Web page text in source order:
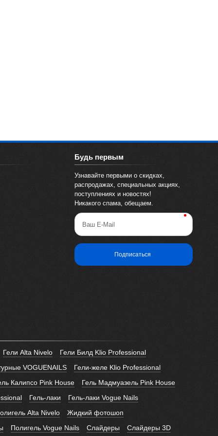
Будь первым
Узнавайте первыми о скидках,
распродажах, специальных акциях,
поступлениях и новостях!
Никакого спама, обещаем.
Ваш E-Mail
Подписаться
Гели Alta Nivelo
Гели Билд Klio Professional
VOGUENAILS
Гели-желе Klio Professional
Калипсо Pink House
Гель Мадмуазель Pink House
Гель-лаки
Гель-лаки Vogue Nails
Alta Nivelo
Жидкий фотошоп
Полигель Vogue Nails Слайдеры Слайдеры 3D